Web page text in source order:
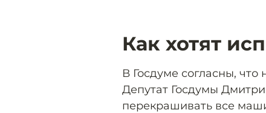
Как хотят
В Госдуме согласны,
Депутат Госдумы
перекрашивать все